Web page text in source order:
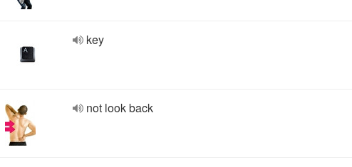
key
not look back